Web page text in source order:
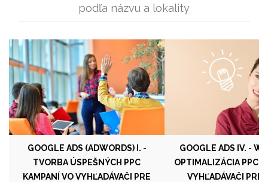
podľa názvu a lokality
GOOGLE ADS (ADWORDS) I. -
TVORBA ÚSPEŠNÝCH PPC
KAMPANÍ VO VYHĽADÁVAČI PRE
GOOGLE ADS IV. -
OPTIMALIZÁCIA PPC
VYHĽADÁVAČI PRE